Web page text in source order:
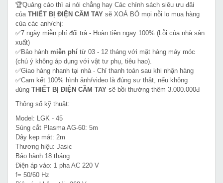
🏆Quảng cáo thì ai nói chẳng hay Các chính sách siêu ưu đãi
của THIẾT BỊ ĐIỆN CẦM TAY sẽ XOÁ BỎ mọi nỗi lo mua hàng
của các anh/chị:
✅7 ngày miễn phí đổi trả - Hoàn tiền ngay 100% (Lỗi của nhà sản
xuất)
✅Bảo hành miễn phí từ 03 - 12 tháng với mặt hàng máy móc
(chú ý không áp dụng với vật tư phụ, tiêu hao).
✅Giao hàng nhanh tại nhà - Chỉ thanh toán sau khi nhận hàng
✅Cam kết 100% hình ảnh/video là đúng sự thật, nếu không
đúng THIẾT BỊ ĐIỆN CẦM TAY sẽ bồi thường thêm 3.000.000đ
Thông số kỹ thuật:
Model: LGK - 45
Súng cắt Plasma AG-60: 5m
Dây kẹp mát: 2m
Thương hiệu: Jasic
Bảo hành 18 tháng
Điện áp vào: 1 pha AC 220 V
f= 50/60 Hz